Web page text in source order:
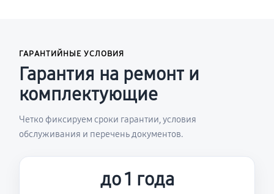
ГАРАНТИЙНЫЕ УСЛОВИЯ
Гарантия на ремонт и
комплектующие
Четко фиксируем сроки гарантии, условия
обслуживания и перечень документов.
до 1 года